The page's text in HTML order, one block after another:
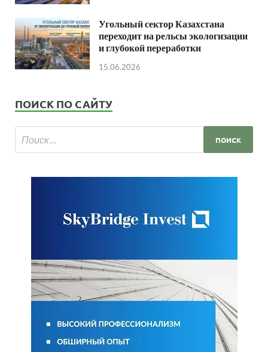
Угольный сектор Казахстана
переходит на рельсы экологизации
и глубокой переработки
15.06.2026
ПОИСК ПО САЙТУ